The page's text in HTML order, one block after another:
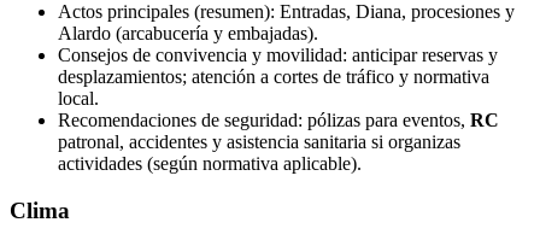
Actos principales (resumen): Entradas, Diana, procesiones y
Alardo (arcabucería y embajadas).
Consejos de convivencia y movilidad: anticipar reservas y
desplazamientos; atención a cortes de tráfico y normativa
local.
Recomendaciones de seguridad: pólizas para eventos, RC
patronal, accidentes y asistencia sanitaria si organizas
actividades (según normativa aplicable).
Clima